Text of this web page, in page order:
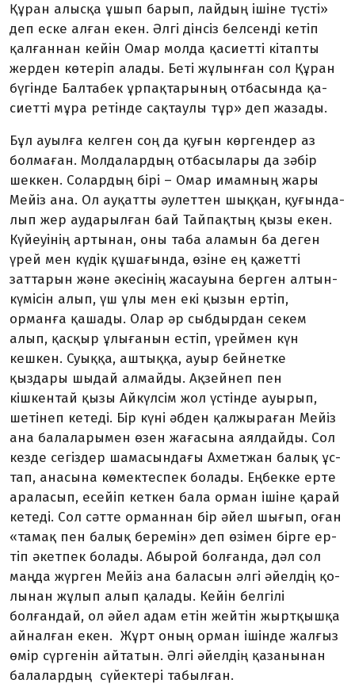
Құран алыс­қа ұшып барып, лайдың іші­не түсті»
деп еске алған екен. Әлгі дін­сіз белсенді кетіп
қалғаннан кейін Омар молда қасиетті кітапты
жер­ден көтеріп алады. Беті жұ­лын­ған сол Құран
бүгінде Бал­та­бек ұрпақтарының отбасында қа­
сиетті мұра ретінде сақтаулы тұр» деп жазады.
Бұл ауылға келген соң да қу­ғын көргендер аз
болмаған. Мол­да­лардың отбасылары да зәбір
шек­кен. Солардың бірі – Омар имам­ның жары
Мейіз ана. Ол ау­қат­ты әулеттен шыққан, қуғын­да­
лып жер аударылған бай Тай­пақ­тың қызы екен.
Күйеуінің ар­­­­тынан, оны таба аламын ба деген
үрей мен күдік құшағында, өзіне ең қажетті
заттарын және әкесінің жасауына бер­ген алтын-
күмісін алып, үш ұлы мен екі қызын ертіп,
орманға қа­шады. Олар әр сыбдырдан се­кем
алып, қасқыр ұлығанын естіп, үреймен күн
кешкен. Суыққа, аш­тыққа, ауыр бейнетке
қыздары шыдай алмайды. Ақзейнеп пен
кішкентай қызы Айкүлсім жол үс­тінде ауырып,
шетінеп кетеді. Бір күні әбден қалжыраған Мейіз
ана балаларымен өзен жағасына аялдайды. Сол
кезде сегіздер ша­ма­сындағы Ахметжан балық ұс­
тап, анасына көмектеспек болады. Еңбекке ерте
араласып, есейіп кет­кен бала орман ішіне қарай
ке­­­­теді. Сол сәтте орманнан бір әйел шығып, оған
«тамақ пен ба­лық беремін» деп өзімен бірге ер­
тіп әкетпек болады. Абырой бол­ғанда, дәл сол
маңда жүрген Мейіз ана баласын әлгі әйелдің қо­
лынан жұлып алып қалады. Кейін белгілі
болғандай, ол әйел адам етін жейтін жыртқышқа
ай­нал­ған екен. Жұрт оның орман ішін­де жалғыз
өмір сүргенін айта­тын. Әлгі әйелдің қазанынан
ба­ла­лардың сүйектері табылған.